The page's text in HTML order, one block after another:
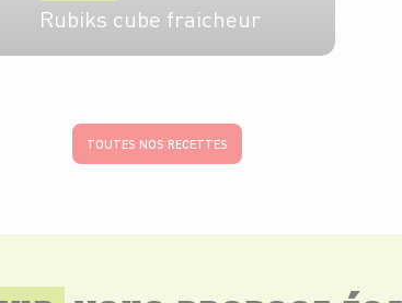
Rubiks cube fraicheur
TOUTES NOS RECETTES